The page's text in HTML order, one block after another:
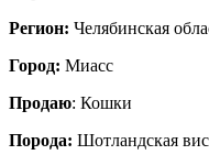
Регион: Челябинская
Город: Миасс
Продаю: Кошки
Порода: Шотландская